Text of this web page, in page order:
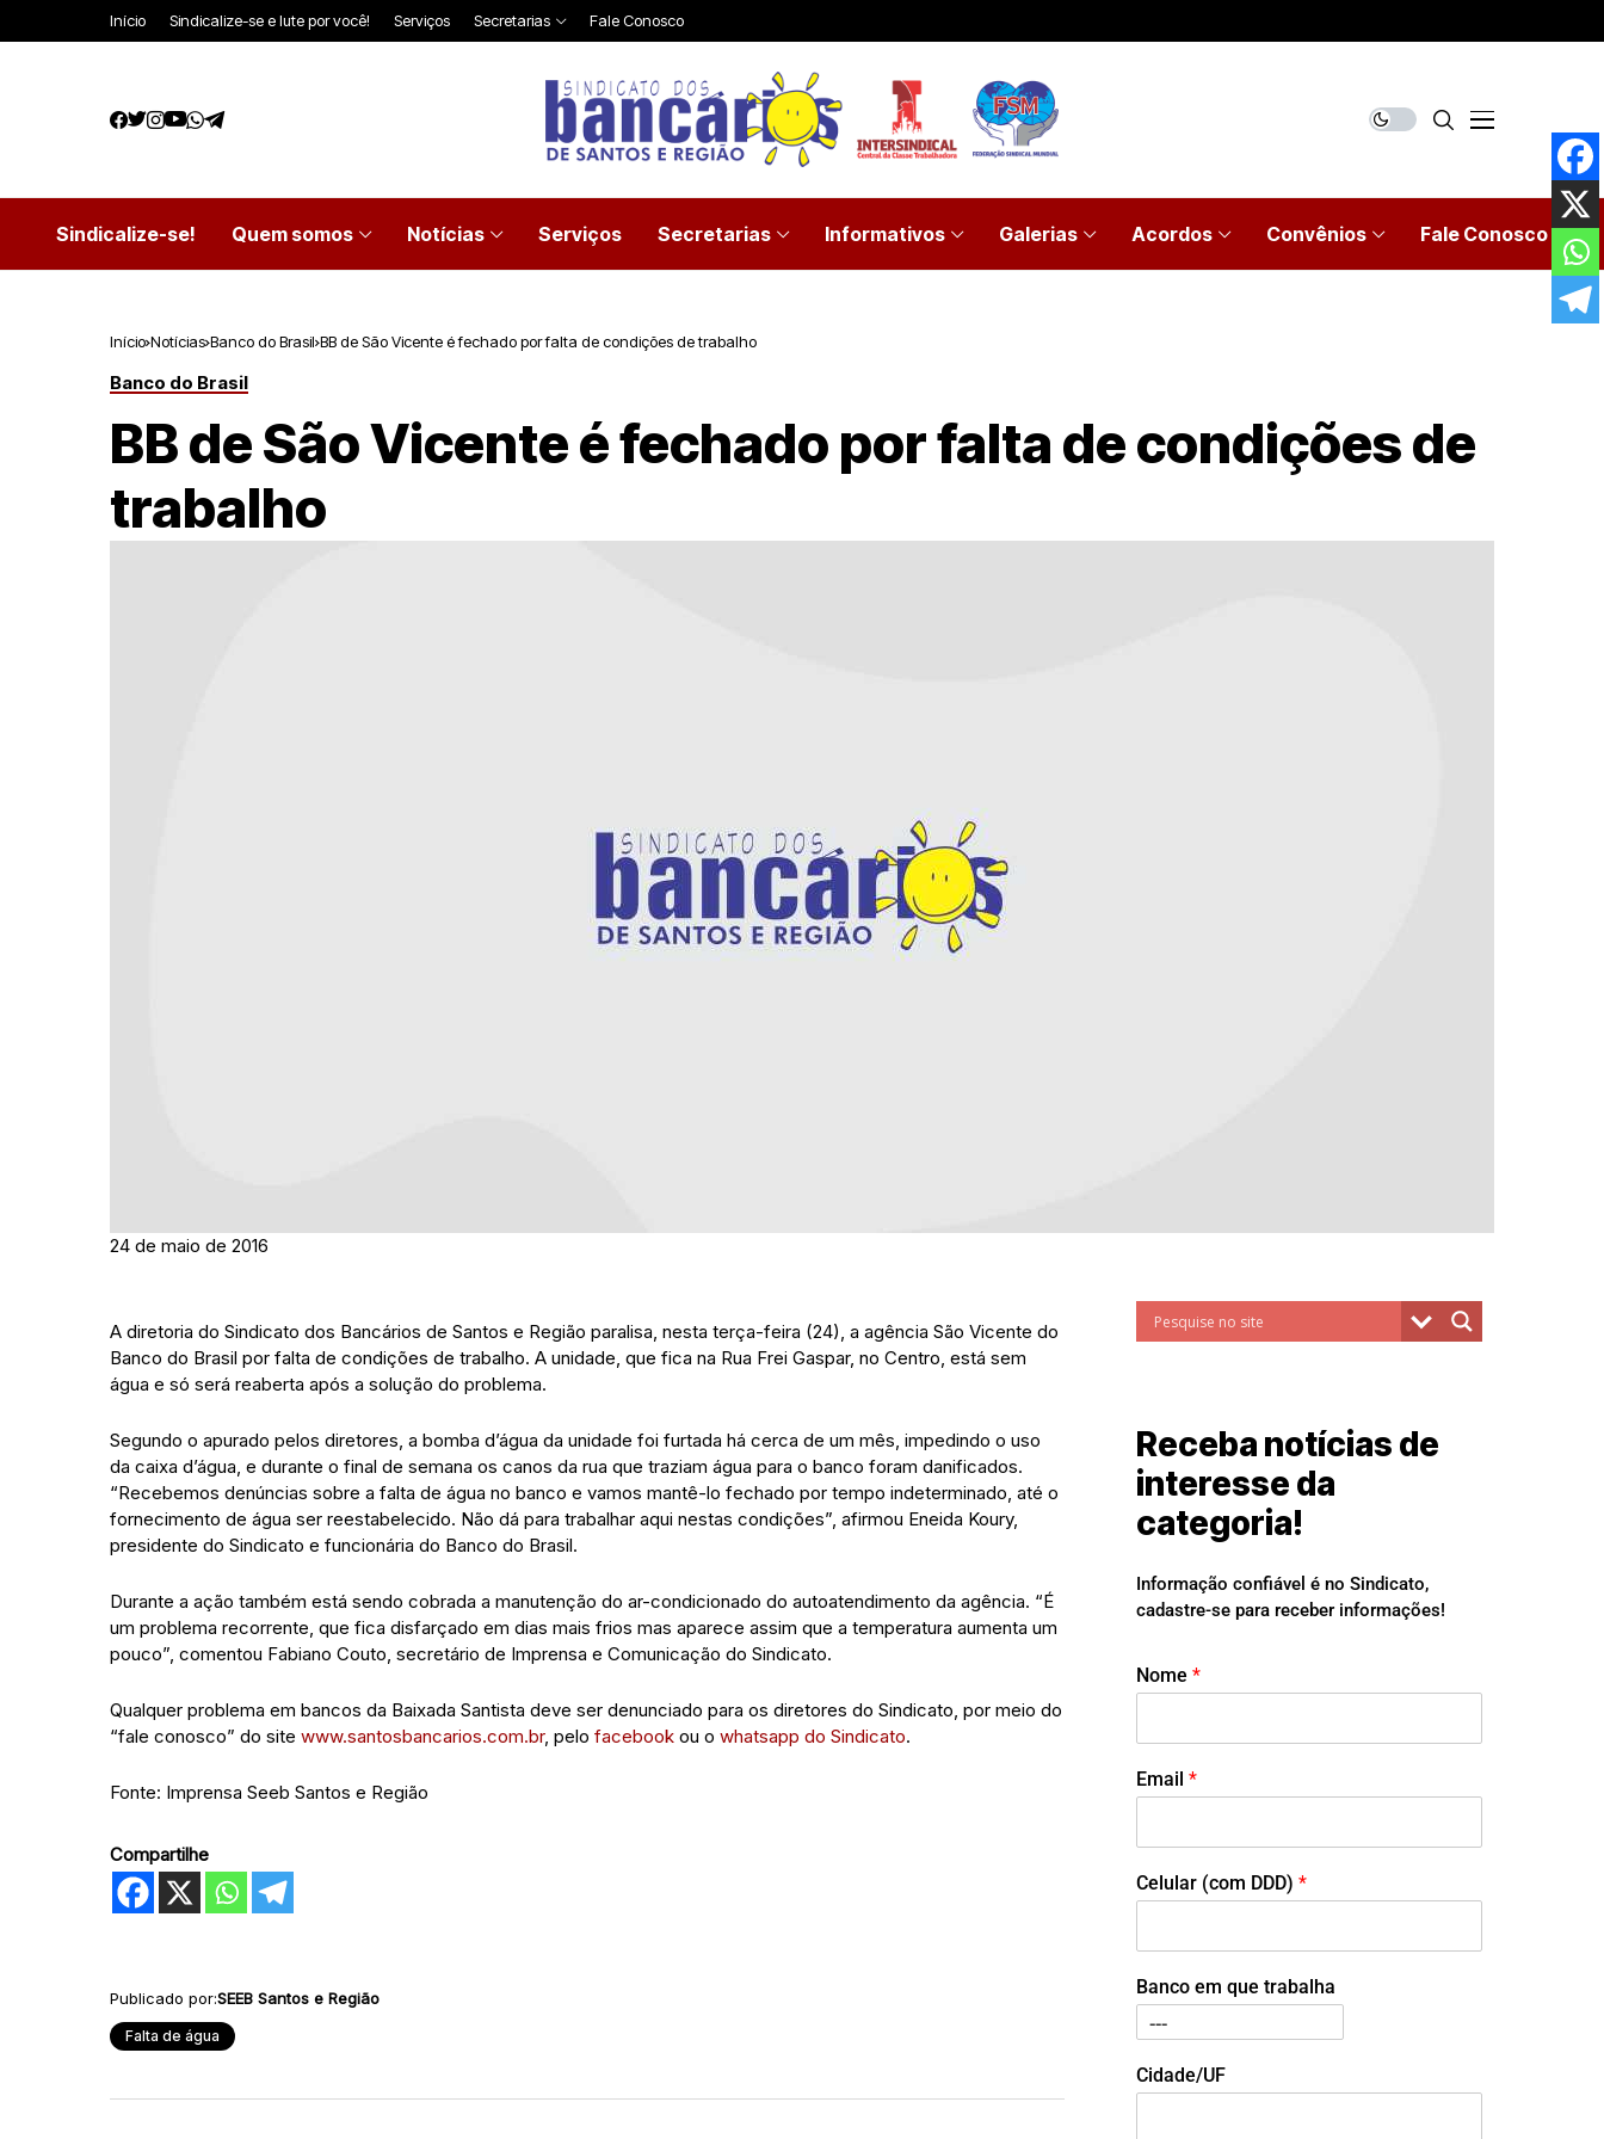
Início Sindicalize-se e lute por você! Serviços Secretarias Fale Conosco
Sindicalize-se! Quem somos Notícias Serviços Secretarias Informativos Galerias Acordos Convênios Fale Conosco
Início Notícias Banco do Brasil BB de São Vicente é fechado por falta de condições de trabalho
Banco do Brasil
BB de São Vicente é fechado por falta de condições de
trabalho
24 de maio de 2016
A diretoria do Sindicato dos Bancários de Santos e Região paralisa, nesta terça-feira (24), a agência São Vicente do
Banco do Brasil por falta de condições de trabalho. A unidade, que fica na Rua Frei Gaspar, no Centro, está sem
água e só será reaberta após a solução do problema.
Segundo o apurado pelos diretores, a bomba d’água da unidade foi furtada há cerca de um mês, impedindo o uso
da caixa d’água, e durante o final de semana os canos da rua que traziam água para o banco foram danificados.
“Recebemos denúncias sobre a falta de água no banco e vamos mantê-lo fechado por tempo indeterminado, até o
fornecimento de água ser reestabelecido. Não dá para trabalhar aqui nestas condições”, afirmou Eneida Koury,
presidente do Sindicato e funcionária do Banco do Brasil.
Durante a ação também está sendo cobrada a manutenção do ar-condicionado do autoatendimento da agência. “É
um problema recorrente, que fica disfarçado em dias mais frios mas aparece assim que a temperatura aumenta um
pouco”, comentou Fabiano Couto, secretário de Imprensa e Comunicação do Sindicato.
Qualquer problema em bancos da Baixada Santista deve ser denunciado para os diretores do Sindicato, por meio do
“fale conosco” do site www.santosbancarios.com.br, pelo facebook ou o whatsapp do Sindicato.
Fonte: Imprensa Seeb Santos e Região
Compartilhe
Publicado por:SEEB Santos e Região
Falta de água
Receba notícias de
interesse da
categoria!
Informação confiável é no Sindicato,
cadastre-se para receber informações!
Nome *
Email *
Celular (com DDD) *
Banco em que trabalha
Cidade/UF